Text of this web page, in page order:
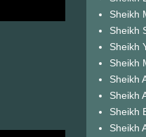
Sheikh
Sheikh
Sheikh
Sheikh
Sheikh
Sheikh
Sheikh
Sheikh